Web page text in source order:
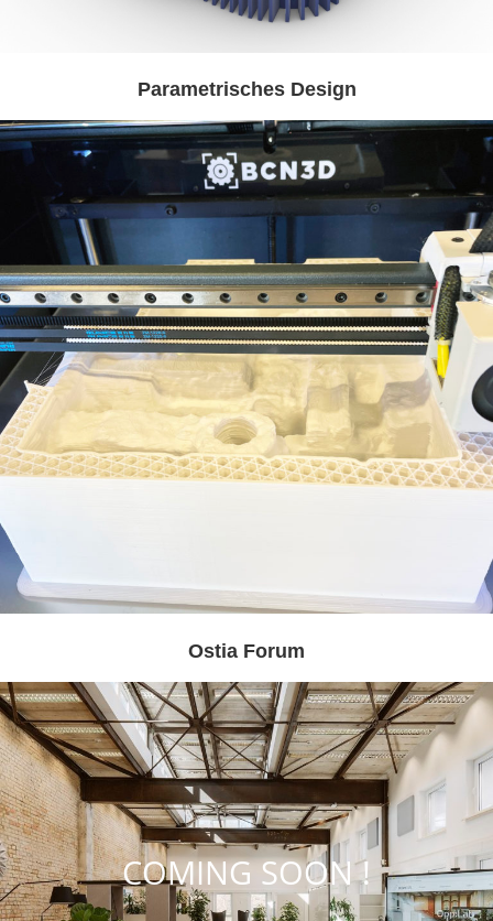
Parametrisches Design
Ostia Forum
COMING SOON !